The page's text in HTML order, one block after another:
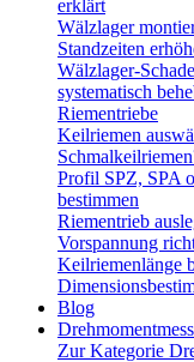
erklärt
Wälzlager
Standzeiten
Wälzlager-
systematisch
Riementriebe
Keilriemen
Profil SPZ, SPA
bestimmen
Riementrieb
Vorspannung
Keilriemenlänge
Blog
Zur Kategorie